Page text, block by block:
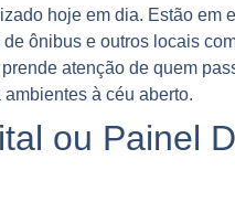
hoje em dia. Estão em
ônibus e outros locais
atenção de quem
à céu aberto.
ou Painel